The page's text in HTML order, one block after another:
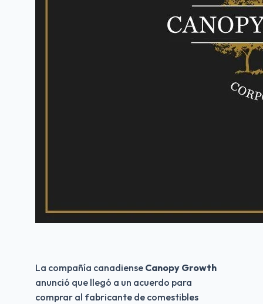
La compañía canadiense Canopy Growth
anunció que llegó a un acuerdo para
comprar al fabricante de comestibles